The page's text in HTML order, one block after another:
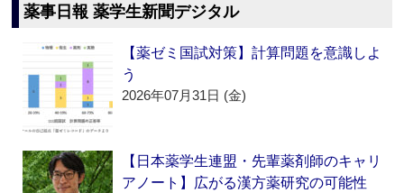
薬事日報 薬学生新聞デジタル
【薬ゼミ国試対策】計算問題を意識しよ
う
2026年07月31日 (金)
【日本薬学生連盟・先輩薬剤師のキャリ
アノート】広がる漢方薬研究の可能性